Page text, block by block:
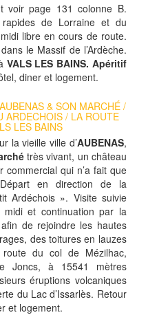
voir page 131 colonne B.
de Lorraine et du
libre en cours de route.
le Massif de l’Ardèche.
VALS LES BAINS. Apéritif
diner et logement.
& SON MARCHÉ /
ARDECHOIS / LA ROUTE
LES BAINS
la vieille ville d’AUBENAS,
très vivant, un château
commercial qui n’a fait que
en direction de la
Ardéchois ». Visite suivie
et continuation par la
afin de rejoindre les hautes
des toitures en lauzes
du col de Mézilhac,
Joncs, à 15541 mètres
éruptions volcaniques
du Lac d’Issarlès. Retour
et logement.